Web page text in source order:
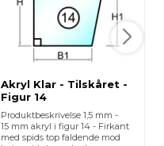
Akryl Klar - Tilskåret -
Figur 14
Produktbeskrivelse 1,5 mm -
15 mm akryl i figur 14 - Firkant
med spids top faldende mod